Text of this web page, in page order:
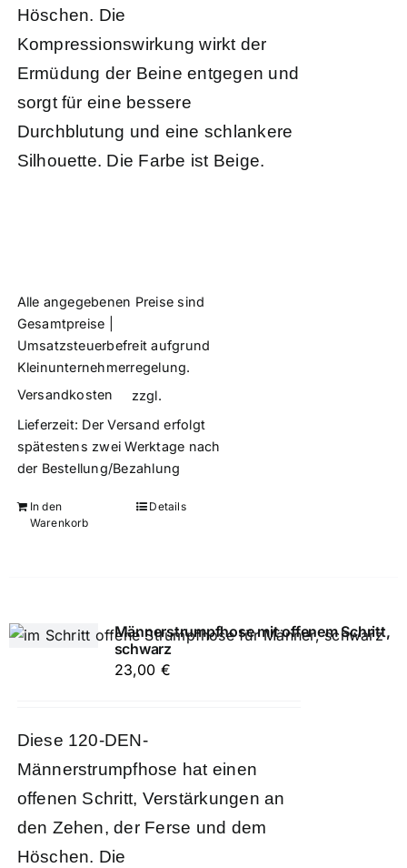
Höschen. Die
Kompressionswirkung wirkt der
Ermüdung der Beine entgegen und
sorgt für eine bessere
Durchblutung und eine schlankere
Silhouette. Die Farbe ist Beige.
Alle angegebenen Preise sind
Gesamtpreise |
Umsatzsteuerbefreit aufgrund
Kleinunternehmerregelung.
zzgl.
Versandkosten
Lieferzeit: Der Versand erfolgt
spätestens zwei Werktage nach
der Bestellung/Bezahlung
In den
Warenkorb
Details
Männerstrumpfhose mit offenem Schritt,
schwarz
23,00 €
Diese 120-DEN-
Männerstrumpfhose hat einen
offenen Schritt, Verstärkungen an
den Zehen, der Ferse und dem
Höschen. Die